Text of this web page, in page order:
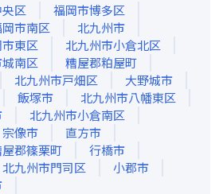
区
福岡市博多区
市南区
北九州市
東区
北九州市小倉北区
南区
糟屋郡粕屋町
北九州市戸畑区
大野城市
飯塚市
北九州市八幡東区
北九州市小倉南区
宗像市
直方市
郡篠栗町
行橋市
北九州市門司区
小郡市